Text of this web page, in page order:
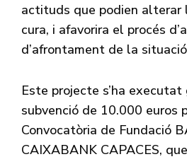
actituds que podien alterar
cura, i afavorira el procés
d’afrontament de la
Este projecte s’ha executat
subvenció de 10.000 euros
Convocatòria de Fundació
CAIXABANK CAPACES,